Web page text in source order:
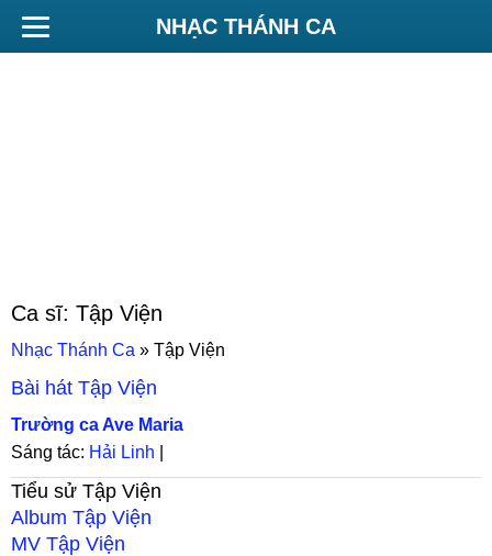
NHẠC THÁNH CA
Ca sĩ: Tập Viện
Nhạc Thánh Ca » Tập Viện
Bài hát Tập Viện
Trường ca Ave Maria
Sáng tác: Hải Linh
Tiểu sử Tập Viện
Album Tập Viện
MV Tập Viện